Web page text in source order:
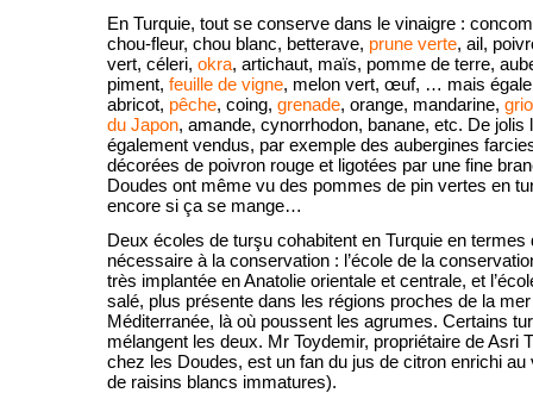
En Turquie, tout se conserve dans le vinaigre :
chou-fleur, chou blanc, betterave, prune verte, ail,
vert, céleri, okra, artichaut, maïs, pomme de terre,
piment, feuille de vigne, melon vert, œuf, … mais
abricot, pêche, coing, grenade, orange, mandarine,
du Japon, amande, cynorrhodon, banane, etc. De
également vendus, par exemple des aubergines
décorées de poivron rouge et ligotées par une fine
Doudes ont même vu des pommes de pin vertes en
encore si ça se mange…
Deux écoles de turşu cohabitent en Turquie en termes
nécessaire à la conservation : l’école de la
très implantée en Anatolie orientale et centrale, et
salé, plus présente dans les régions proches de la
Méditerranée, là où poussent les agrumes. Certains
mélangent les deux. Mr Toydemir, propriétaire de Asri
chez les Doudes, est un fan du jus de citron enrichi
de raisins blancs immatures).